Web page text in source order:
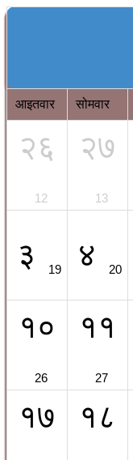
आइतवार सोमवार
२६
12
२७
13
३ 19 ४ 20
१०
26
११
27
१७ १८